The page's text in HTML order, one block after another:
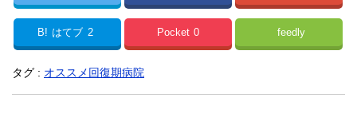
B! はてブ 2 Pocket 0 feedly
タグ : オススメ回復期病院